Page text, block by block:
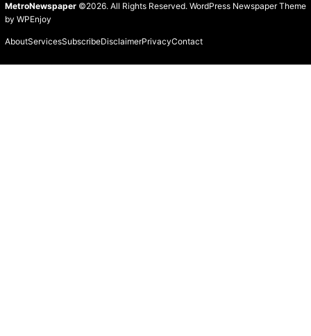
MetroNewspaper©2026. All Rights Reserved. WordPress Newspaper Theme
by WPEnjoy
AboutServicesSubscribeDisclaimerPrivacyContact